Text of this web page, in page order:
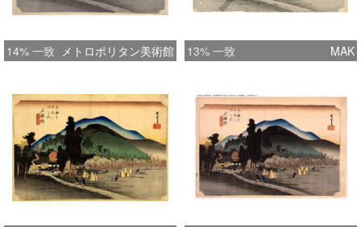
14% 一致 メトロポリタン美術館 13% 一致 MAK